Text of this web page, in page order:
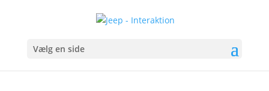
Vælg en side